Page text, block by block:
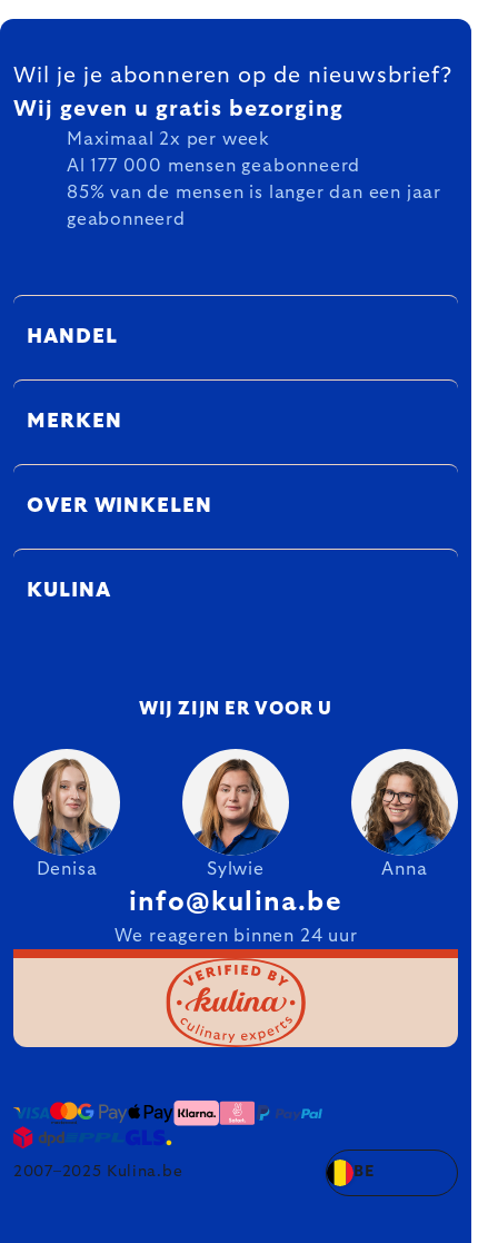
FOOTER
Wil je je abonneren op de nieuwsbrief?
Wij geven u gratis bezorging
Maximaal 2x per week
Al 177 000 mensen geabonneerd
85% van de mensen is langer dan een jaar
geabonneerd
HANDEL
MERKEN
OVER WINKELEN
KULINA
WIJ ZIJN ER VOOR U
Denisa Sylwie Anna
info@kulina.be
We reageren binnen 24 uur
2007–2025 Kulina.be BE